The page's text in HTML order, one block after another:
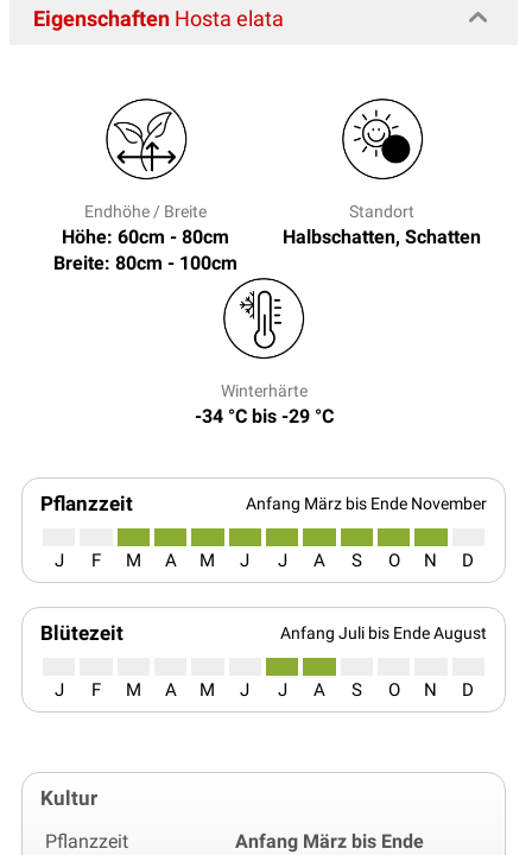
Eigenschaften Hosta elata
Endhöhe / Breite
Höhe: 60cm - 80cm
Breite: 80cm - 100cm
Standort
Halbschatten, Schatten
Winterhärte
-34 °C bis -29 °C
Pflanzzeit Anfang März bis Ende November
J F M A M J J A S O N D
Blütezeit Anfang Juli bis Ende August
J F M A M J J A S O N D
Kultur
Pflanzzeit
Anfang März bis Ende